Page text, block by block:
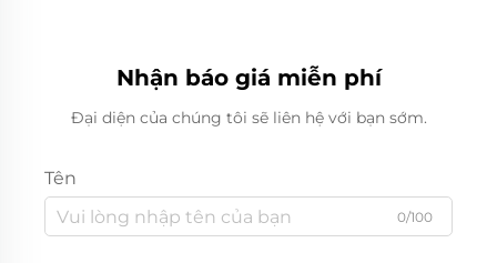
Nhận báo giá miễn phí
Đại diện của chúng tôi sẽ liên hệ với bạn sớm.
Tên
0/100